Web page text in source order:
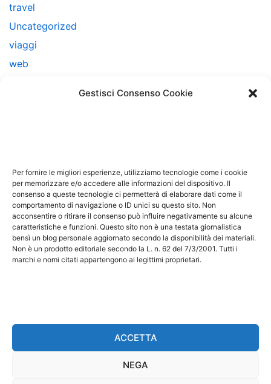
Gestisci Consenso Cookie
Per fornire le migliori esperienze, utilizziamo tecnologie come i cookie
per memorizzare e/o accedere alle informazioni del dispositivo. Il
consenso a queste tecnologie ci permetterà di elaborare dati come il
comportamento di navigazione o ID unici su questo sito. Non
acconsentire o ritirare il consenso può influire negativamente su alcune
caratteristiche e funzioni. Questo sito non è una testata giornalistica
bensì un blog personale aggiornato secondo la disponibilità dei materiali.
Non è un prodotto editoriale secondo la L. n. 62 del 7/3/2001. Tutti i
marchi e nomi citati appartengono ai legittimi proprietari.
ACCETTA
NEGA
travel
Uncategorized
viaggi
web
disponibilità e la reperibilità dei materiali. Pertanto non
può essere considerato in alcun modo un prodotto
editoriale ai sensi della L. n. 62 del 7/3/2001. Tutti i
marchi riportati appartengono ai legittimi proprietari;
marchi di terzi, nomi di prodotti, nomi commerciali,
nomi corporativi e società citati possono essere
senza alcun fine di violazione dei diritti di Copyright
vigenti. Questo sito utilizza solo cookie tecnici, in
totale rispetto della normativa europea. Maggiori
PRIVACY